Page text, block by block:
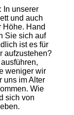
: In unserer
und auch
Höhe. Hand
Sie sich auf
ist es für
aufzustehen?
weniger wir
uns im Alter
Wie
sich von